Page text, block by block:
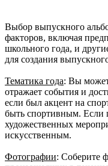
Выбор выпускного
факторов, включая
школьного года, и
для создания
Тематика года: Вы
отражает события и
если был акцент на
быть спортивным. Если
художественных
искусственным.
Фотографии: Соберите